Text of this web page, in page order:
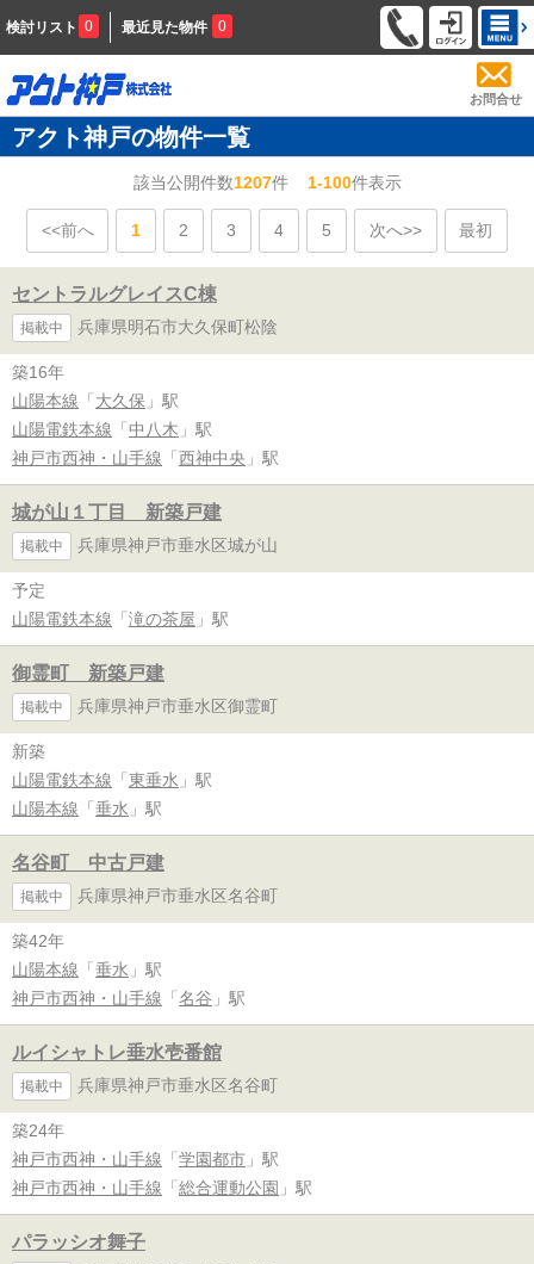
検討リスト 0 最近見た物件 0
お問合せ
アクト神戸の物件一覧
該当公開件数1207件1-100件表示
<<前へ 1 2 3 4 5 次へ>> 最初
セントラルグレイスC棟
掲載中 兵庫県明石市大久保町松陰
築16年
山陽本線 「 大久保 」駅
山陽電鉄本線 「 中八木 」駅
神戸市西神・山手線 「 西神中央 」駅
城が山１丁目 新築戸建
掲載中 兵庫県神戸市垂水区城が山
予定
山陽電鉄本線 「 滝の茶屋 」駅
御霊町 新築戸建
掲載中 兵庫県神戸市垂水区御霊町
新築
山陽電鉄本線 「 東垂水 」駅
山陽本線 「 垂水 」駅
名谷町 中古戸建
掲載中 兵庫県神戸市垂水区名谷町
築42年
山陽本線 「 垂水 」駅
神戸市西神・山手線 「 名谷 」駅
ルイシャトレ垂水壱番館
掲載中 兵庫県神戸市垂水区名谷町
築24年
神戸市西神・山手線 「 学園都市 」駅
神戸市西神・山手線 「 総合運動公園 」駅
パラッシオ舞子